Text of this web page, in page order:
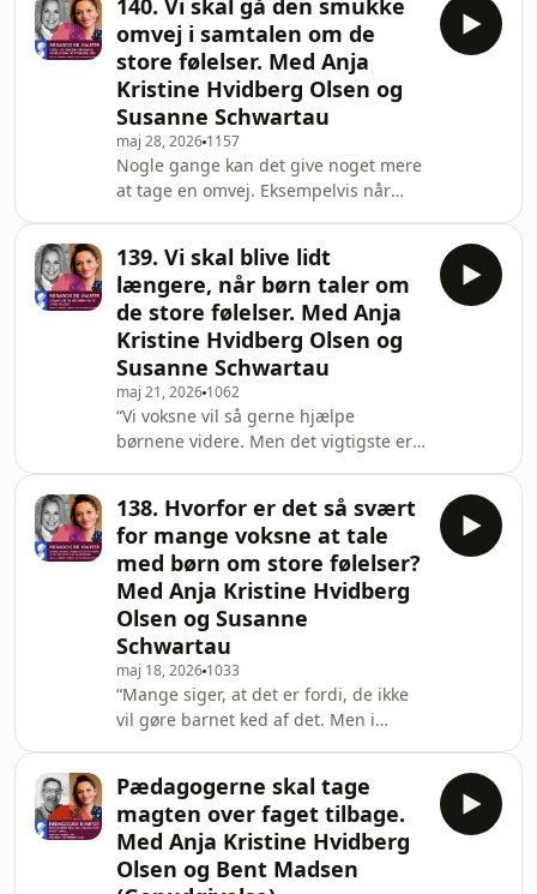
polariseringer ud fra noget, som
ingen rigtig mener.”Sådan siger
børne- og skoleforsker Louise Klinge i
denne uges ”Pædagogisk kvarter”,
hvor det handler om det såkaldte nye
børnesyn – og om misforståelserne i
debatten.For er børnesynet
overhovedet nyt? Bety
140. Vi skal gå den smukke
omvej i samtalen om de
store følelser. Med Anja
Kristine Hvidberg Olsen og
Susanne Schwartau
maj 28, 2026 1157
Nogle gange kan det give noget mere
at tage en omvej. Eksempelvis når
tænke det, når børn ind i mellem
pludselig taler om noget helt andet –
midt i den alvorlige samtale.Det
fortæller Susanne Schwartau i denne
uges ”Pædagogisk kvarter”. Hun
kalder det ”Marguerite-ruten”, når
børn ofte tager de små omveje i
samtaler om store
139. Vi skal blive lidt
længere, når børn taler om
de store følelser. Med Anja
Kristine Hvidberg Olsen og
Susanne Schwartau
maj 21, 2026 1062
“Vi voksne vil så gerne hjælpe
børnene videre. Men det vigtigste er,
følelser.”Sådan siger Susanne
Schwartau i denne uges ”Pædagogisk
kvarter”, hvor samtalen fortsætter om
børn og store følelser – og denne
gang med fokus på, hvordan vi faktisk
taler med børn om det svære.For hvad
gør man som voksen, når barnet
bliver ked af det, vredt e
138. Hvorfor er det så svært
for mange voksne at tale
med børn om store følelser?
Med Anja Kristine Hvidberg
Olsen og Susanne
Schwartau
maj 18, 2026 1033
“Mange siger, at det er fordi, de ikke
vil gøre barnet ked af det. Men i
ked af det.”Sådan siger Susanne
Schwartau i denne uges “Pædagogisk
kvarter”, hvor det handler om, hvorfor
mange voksne har svært ved at tage
Pædagogerne skal tage
magten over faget tilbage.
Med Anja Kristine Hvidberg
Olsen og Bent Madsen